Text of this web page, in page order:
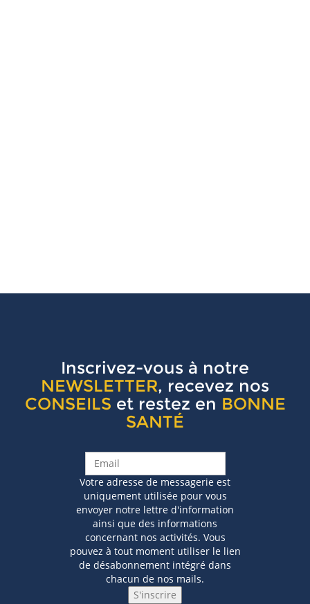
Inscrivez-vous à notre
NEWSLETTER, recevez nos
CONSEILS et restez en BONNE
SANTÉ
Votre adresse de messagerie est
uniquement utilisée pour vous
envoyer notre lettre d'information
ainsi que des informations
concernant nos activités. Vous
pouvez à tout moment utiliser le lien
de désabonnement intégré dans
chacun de nos mails.